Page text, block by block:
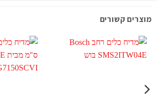
מוצרים קשורים